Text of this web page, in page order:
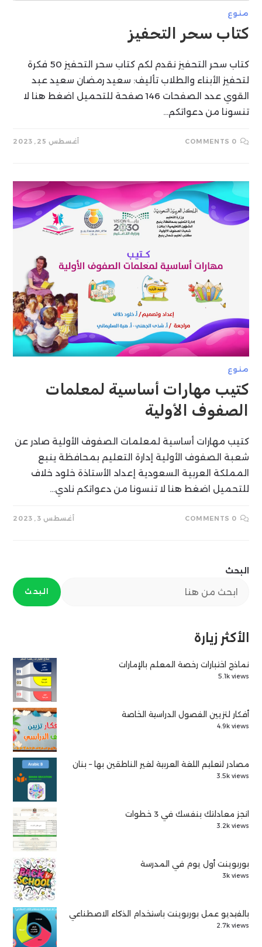
منوع
كتاب سحر التحفيز
كتاب سحر التحفيز نقدم لكم كتاب سحر التحفيز 50 فكرة
لتحفيز الأبناء والطلاب تأليف: سعيد رمضان سعيد عبد
القوي عدد الصفحات 146 صفحة للتحميل اضغط هنا لا
تنسونا من دعواتكم…
0 COMMENTS أغسطس 25, 2023
منوع
كتيب مهارات أساسية لمعلمات
الصفوف الأولية
كتيب مهارات أساسية لمعلمات الصفوف الأولية صادر عن
شعبة الصفوف الأولية إدارة التعليم بمحافظة ينبع
المملكة العربية السعودية إعداد الأستاذة خلود خلاف
للتحميل اضغط هنا لا تنسونا من دعواتكم نادي…
0 COMMENTS أغسطس 3, 2023
البحث
البحث
الأكثر زيارة
نماذج اختبارات رخصة المعلم بالإمارات
5.1k views
أفكار لتزيين الفصول الدراسية الخاصة
4.9k views
مصادر لتعليم اللغة العربية لغير الناطقين بها – بنان
3.5k views
انجز معادلتك بنفسك في 3 خطوات
3.2k views
بوربوينت أول يوم في المدرسة
3k views
بالفيديو عمل بوربوينت باستخدام الذكاء الاصطناعي
2.7k views